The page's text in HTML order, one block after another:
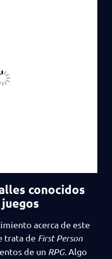
conocidos
acerca de este
trata de First Person
de un RPG. Algo